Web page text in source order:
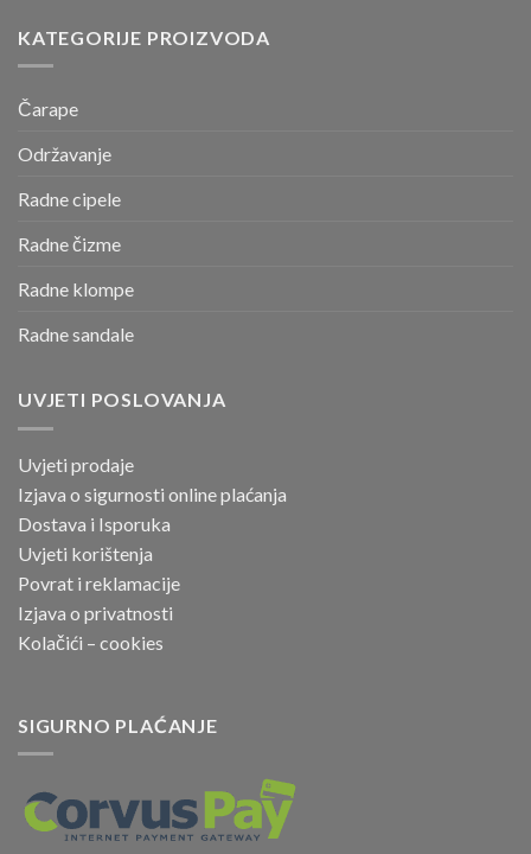
KATEGORIJE PROIZVODA
Čarape
Održavanje
Radne cipele
Radne čizme
Radne klompe
Radne sandale
UVJETI POSLOVANJA
Uvjeti prodaje
Izjava o sigurnosti onlineplaćanja
Dostava i Isporuka
Uvjeti korištenja
Povrat i reklamacije
Izjava o privatnosti
Kolačići – cookies
SIGURNO PLAĆANJE